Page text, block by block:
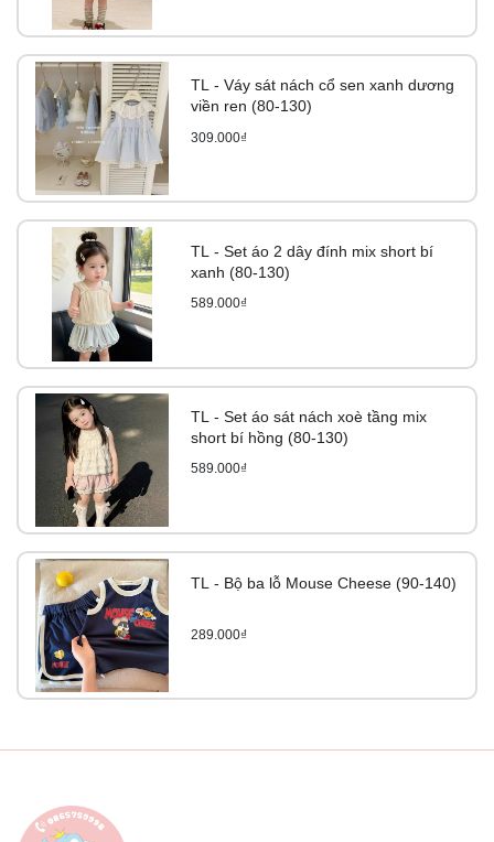
TL - Váy sát nách cổ sen xanh dương
viền ren (80-130)
309.000₫
TL - Set áo 2 dây đính mix short bí
xanh (80-130)
589.000₫
TL - Set áo sát nách xoè tầng mix
short bí hồng (80-130)
589.000₫
TL - Bộ ba lỗ Mouse Cheese (90-140)
289.000₫